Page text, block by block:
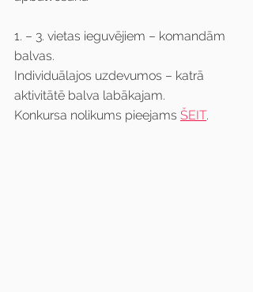
1. – 3. vietas ieguvējiem – komandām
balvas.
Individuālajos uzdevumos – katrā
aktivitātē balva labākajam.
Konkursa nolikums pieejams ŠEIT.